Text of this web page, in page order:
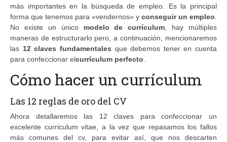
más importantes en la búsqueda de empleo. Es la principal
forma que tenemos para «vendernos» y conseguir un empleo
No existe un único modelo de currículum , hay múltiples
maneras de estructurarlo pero, a continuación, mencionaremos
las 12 claves fundamentales que debemos tener en cuenta
para confeccionar elcurrículum perfecto
Cómo hacer un currículum
Las 12 reglas de oro del CV
Ahora detallaremos las 12 claves para confeccionar un
excelente curriculum vitae, a la vez que repasamos los fallos
más comunes del cv, para evitar así, que nos descarten